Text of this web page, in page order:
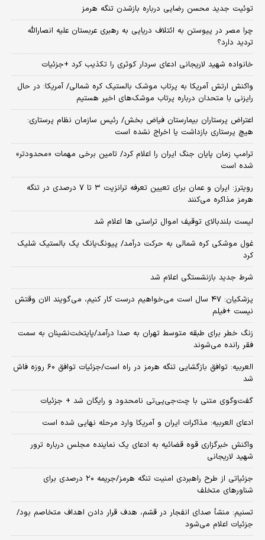
توئیت جدید محسن رضایی درباره بازشدن تنگه هرمز
چرا مصر در پیوستن به ائتلاف دریایی به رهبری عربستان علیه انصارالله
تردید دارد؟
خانواده شهید لاریجانی ادعای سردار کوثری را تکذیب کرد +جزئیات
واکنش ارتش آمریکا به پرتاب موشک بالستیک کره شمالی/ آمریکا: در حال
رایزنی با متحدان درباره پرتاب موشک‌های اخیر هستیم
اعتراض پرستاران بیمارستان فیاض بخش/ رئیس سازمان نظام پرستاری:
هیچ پرستاری بازداشت یا اخراج نشده است
ترامپ زمان پایان جنگ ایران را اعلام کرد/ تامین برخی مهمات «محدودتر»
شده است
رویترز: ایران و عمان برای تعیین تعرفه ترانزیت ۳ تا ۷ درصدی در تنگه
هرمز مذاکره می‌کنند
لیست بلندبالای توقیف اموال تراستی ها اعلام شد
غول موشکی کره شمالی به حرکت درآمد/ پیونگ‌یانگ یک بالستیک شلیک
کرد
شرط جدید بازنشستگی اعلام شد
پزشکیان: ۴۷ سال است می‌خواهیم درست کار کنیم، می‌گویند الان وقتش
نیست +فیلم
زنگ خطر برای طبقه متوسط تهران به صدا درآمد/پایتخت‌نشینان به سمت
فقر رانده می‌شوند
العربیه: توافق بازگشایی تنگه هرمز در راه است/جزئیات توافق ۶۰ روزه فاش
شد
گفت‌وگوی متنی با چت‌جی‌پی‌تی نامحدود و رایگان شد + جزئیات
ادعای العربیه: مذاکرات ایران و آمریکا وارد مرحله نهایی شده است
واکنش خبرگزاری قوه قضائیه به ادعای یک نماینده مجلس درباره ترور
شهید لاریجانی
جزئیاتی از طرح راهبردی امنیت تنگه هرمز/جریمه ۲۰ درصدی برای
شناورهای متخلف
تسنیم: منشأ صدای انفجار در قشم، هدف قرار دادن اهداف متخاصم بود/
جزئیات اعلام می‌شود